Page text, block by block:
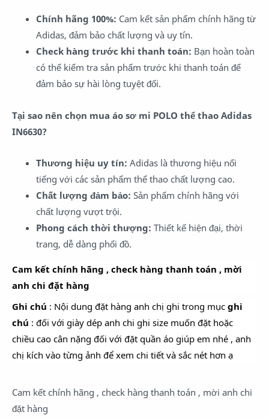
Chính hãng 100%: Cam kết sản phẩm chính hãng từ
Adidas, đảm bảo chất lượng và uy tín.
Check hàng trước khi thanh toán: Bạn hoàn toàn
có thể kiểm tra sản phẩm trước khi thanh toán để
đảm bảo sự hài lòng tuyệt đối.
Tại sao nên chọn mua áo sơ mi POLO thể thao Adidas
IN6630?
Thương hiệu uy tín: Adidas là thương hiệu nổi
tiếng với các sản phẩm thể thao chất lượng cao.
Chất lượng đảm bảo: Sản phẩm chính hãng với
chất lượng vượt trội.
Phong cách thời thượng: Thiết kế hiện đại, thời
trang, dễ dàng phối đồ.
Cam kết chính hãng , check hàng thanh toán , mời
anh chi đặt hàng
Ghi chú : Nội dung đặt hàng anh chị ghi trong mục ghi
chú : đối với giày dép anh chi ghi size muốn đặt hoặc
chiều cao cân nặng đối với đặt quần áo giúp em nhé , anh
chị kích vào từng ảnh để xem chi tiết và sắc nét hơn ạ
Cam kết chính hãng , check hàng thanh toán , mời anh chi
đặt hàng